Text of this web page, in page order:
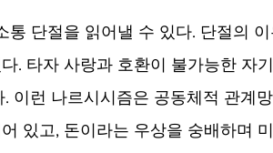
통 단절을 읽어낼 수 있다. 단절의 이
. 타자 사랑과 호환이 불가능한 자
이런 나르시시즘은 공동체적 관계
있고, 돈이라는 우상을 숭배하며